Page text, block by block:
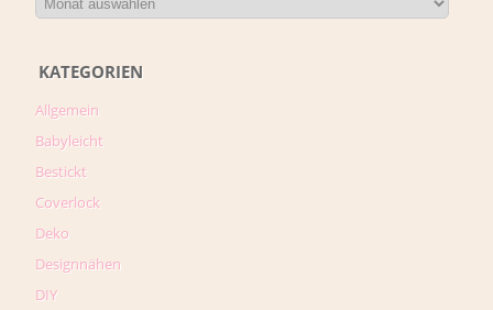
KATEGORIEN
Allgemein
Babyleicht
Bestickt
Coverlock
Deko
Designnähen
DIY